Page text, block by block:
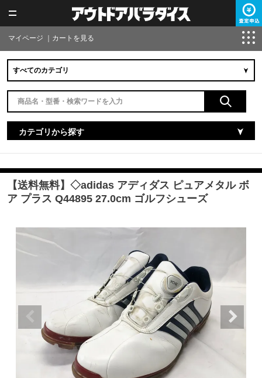
マイページ カートを見る
カテゴリから探す
【送料無料】◇adidas アディダス ピュアメタル ボ
ア プラス Q44895 27.0cm ゴルフシューズ